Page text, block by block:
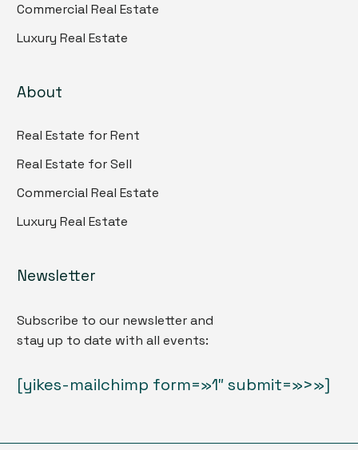
Commercial Real Estate
Luxury Real Estate
About
Real Estate for Rent
Real Estate for Sell
Commercial Real Estate
Luxury Real Estate
Newsletter
Subscribe to our newsletter and
stay up to date with all events:
[yikes-mailchimp form=»1″ submit=»>»]